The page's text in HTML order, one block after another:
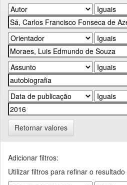
Retornar valores
Adicionar filtros:
Utilizar filtros para refinar o